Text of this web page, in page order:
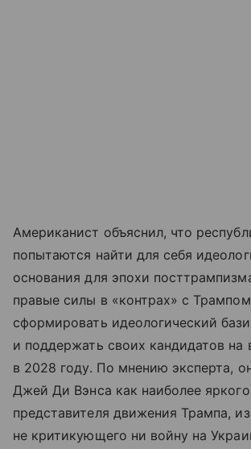
Американист объяснил, что
попытаются найти для себя
основания для эпохи
правые силы в «контрах» с
сформировать идеологический
и поддержать своих кандидатов на
в 2028 году. По мнению эксперта,
Джей Ди Вэнса как наиболее яркого
представителя движения Трампа,
не критикующего ни войну на